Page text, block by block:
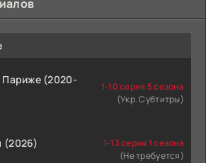
Париже (2020-
1-10 серия 5 сезона
(Укр. Субтитры)
(2026)
1-13 серия 1 сезона
(Не требуется)